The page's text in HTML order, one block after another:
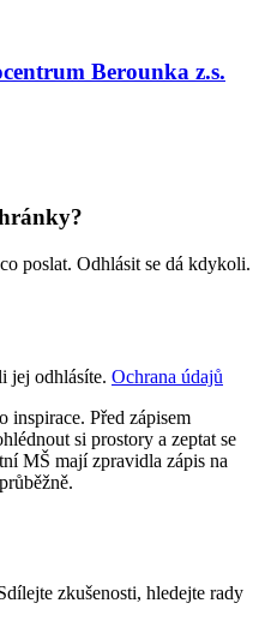
Berounka z.s.
poslat. Odhlásit se dá kdykoli.
jej odhlásíte. Ochrana údajů
inspirace. Před zápisem
si prostory a zeptat se
MŠ mají zpravidla zápis na
zkušenosti, hledejte rady